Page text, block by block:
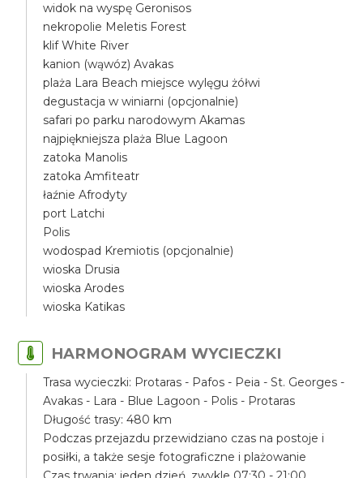
widok na wyspę Geronisos
nekropolie Meletis Forest
klif White River
kanion (wąwóz) Avakas
plaża Lara Beach miejsce wylęgu żółwi
degustacja w winiarni (opcjonalnie)
safari po parku narodowym Akamas
najpiękniejsza plaża Blue Lagoon
zatoka Manolis
zatoka Amfiteatr
łaźnie Afrodyty
port Latchi
Polis
wodospad Kremiotis (opcjonalnie)
wioska Drusia
wioska Arodes
wioska Katikas
HARMONOGRAM WYCIECZKI
Trasa wycieczki: Protaras - Pafos - Peia - St. Georges -
Avakas - Lara - Blue Lagoon - Polis - Protaras
Długość trasy: 480 km
Podczas przejazdu przewidziano czas na postoje i
posiłki, a także sesje fotograficzne i plażowanie